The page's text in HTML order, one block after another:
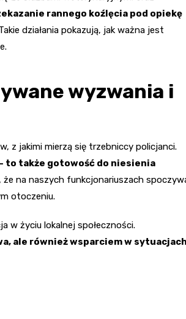
rannego koźlęcia pod opiekę
działania pokazują, jak ważna jest
wyzwania i
z jakimi mierzą się trzebniccy policjanci.
to także gotowość do niesienia
na naszych funkcjonariuszach
otoczeniu.
w życiu lokalnej społeczności.
ale również wsparciem w sytuacjach